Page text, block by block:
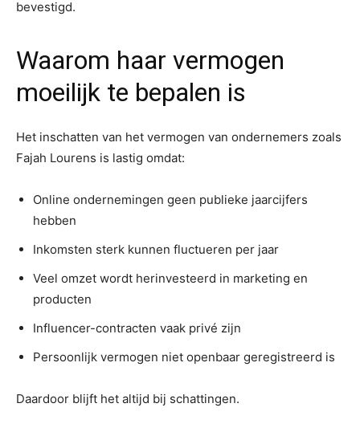
bevestigd.
Waarom haar vermogen
moeilijk te bepalen is
Het inschatten van het vermogen van ondernemers zoals
Fajah Lourens is lastig omdat:
Online ondernemingen geen publieke jaarcijfers
hebben
Inkomsten sterk kunnen fluctueren per jaar
Veel omzet wordt herinvesteerd in marketing en
producten
Influencer-contracten vaak privé zijn
Persoonlijk vermogen niet openbaar geregistreerd is
Daardoor blijft het altijd bij schattingen.